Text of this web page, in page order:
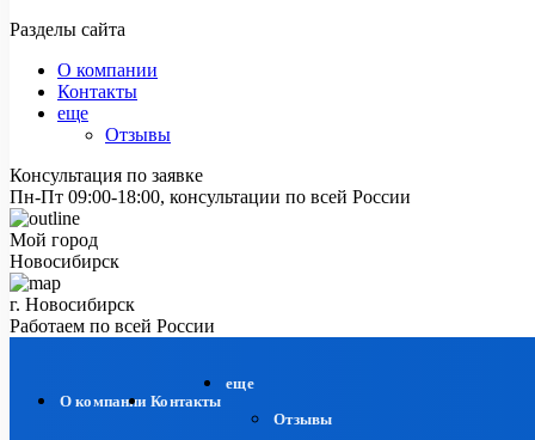
Разделы сайта
О компании
Контакты
еще
Отзывы
Консультация по заявке
Пн-Пт 09:00-18:00, консультации по всей России
Мой город
Новосибирск
г. Новосибирск
Работаем по всей России
О компании Контакты
еще
Отзывы